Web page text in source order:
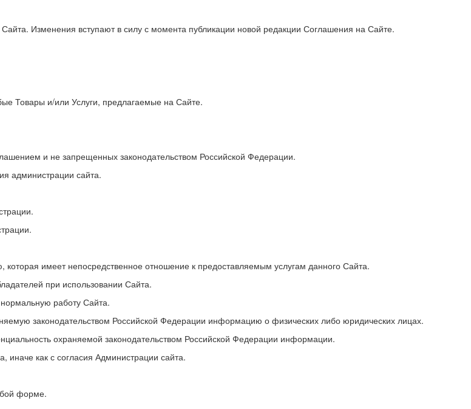
Изменения вступают в силу с момента публикации новой редакции Соглашения на Сайте.
Товары и/или Услуги, предлагаемые на Сайте.
и не запрещенных законодательством Российской Федерации.
администрации сайта.
имеет непосредственное отношение к предоставляемым услугам данного Сайта.
при использовании Сайта.
работу Сайта.
законодательством Российской Федерации информацию о физических либо юридических лицах.
охраняемой законодательством Российской Федерации информации.
как с согласия Администрации сайта.
форме.